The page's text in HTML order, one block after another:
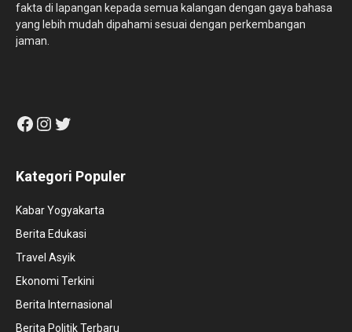
fakta di lapangan kepada semua kalangan dengan gaya bahasa
yang lebih mudah dipahami sesuai dengan perkembangan
jaman.
Facebook
Instagram
Twitter
Kategori Populer
Kabar Yogyakarta
Berita Edukasi
Travel Asyik
Ekonomi Terkini
Berita Internasional
Berita Politik Terbaru